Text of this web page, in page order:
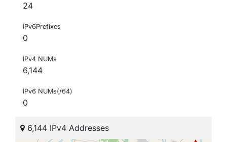
24
IPv6Prefixes
0
IPv4 NUMs
6,144
IPv6 NUMs(/64)
0
6,144 IPv4 Addresses